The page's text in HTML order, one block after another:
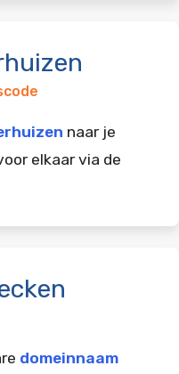
naar je
elkaar via de
domeinnaam